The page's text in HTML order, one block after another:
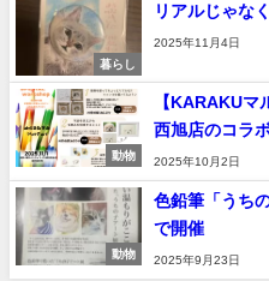
暮らし
リアルじゃな
2025年11月4日
動物
【KARAKUマ
西旭店のコラ
2025年10月2日
動物
色鉛筆「うち
で開催
2025年9月23日